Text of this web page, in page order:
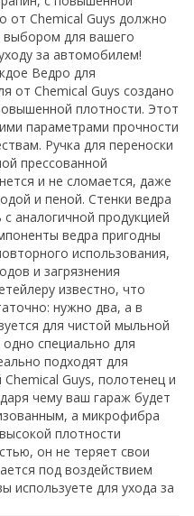
от Chemical Guys должно
для вашего
за автомобилем!
Ведро для
от Chemical Guys создано
плотности. Этот
параметрами прочности
Ручка для переноски
прессованной
и не сломается, даже
и пеной. Стенки ведра
аналогичной продукцией
ведра пригодны
использования,
и загрязнения
известно, что
нужно два, а в
для чистой мыльной
специально для
подходят для
Guys, полотенец и
чему ваш гараж будет
а микрофибра
плотности
он не теряет свои
под воздействием
используете для ухода за